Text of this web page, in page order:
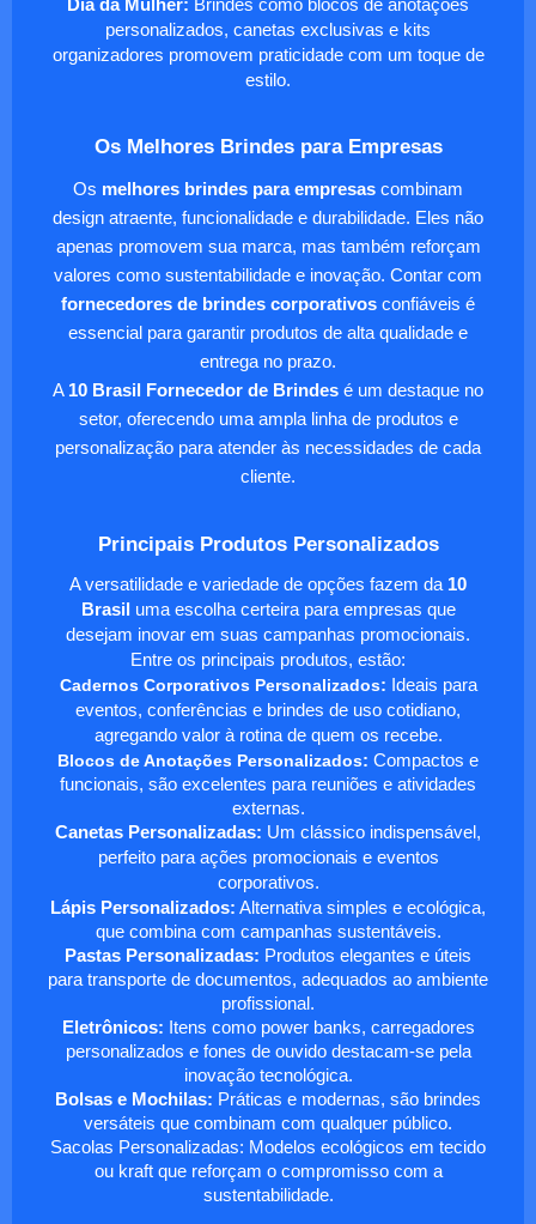
Dia da Mulher: Brindes como blocos de anotações
personalizados, canetas exclusivas e kits
organizadores promovem praticidade com um toque de
estilo.
Os Melhores Brindes para Empresas
Os melhores brindes para empresas combinam
design atraente, funcionalidade e durabilidade. Eles não
apenas promovem sua marca, mas também reforçam
valores como sustentabilidade e inovação. Contar com
fornecedores de brindes corporativos confiáveis é
essencial para garantir produtos de alta qualidade e
entrega no prazo.
A 10 Brasil Fornecedor de Brindes é um destaque no
setor, oferecendo uma ampla linha de produtos e
personalização para atender às necessidades de cada
cliente.
Principais Produtos Personalizados
A versatilidade e variedade de opções fazem da 10
Brasil uma escolha certeira para empresas que
desejam inovar em suas campanhas promocionais.
Entre os principais produtos, estão:
Cadernos Corporativos Personalizados: Ideais para
eventos, conferências e brindes de uso cotidiano,
agregando valor à rotina de quem os recebe.
Blocos de Anotações Personalizados: Compactos e
funcionais, são excelentes para reuniões e atividades
externas.
Canetas Personalizadas: Um clássico indispensável,
perfeito para ações promocionais e eventos
corporativos.
Lápis Personalizados: Alternativa simples e ecológica,
que combina com campanhas sustentáveis.
Pastas Personalizadas: Produtos elegantes e úteis
para transporte de documentos, adequados ao ambiente
profissional.
Eletrônicos: Itens como power banks, carregadores
personalizados e fones de ouvido destacam-se pela
inovação tecnológica.
Bolsas e Mochilas: Práticas e modernas, são brindes
versáteis que combinam com qualquer público.
Sacolas Personalizadas: Modelos ecológicos em tecido
ou kraft que reforçam o compromisso com a
sustentabilidade.